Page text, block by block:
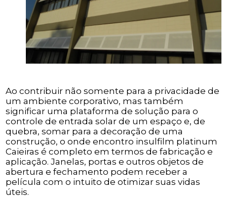
Ao contribuir não somente para a privacidade de
um ambiente corporativo, mas também
significar uma plataforma de solução para o
controle de entrada solar de um espaço e, de
quebra, somar para a decoração de uma
construção, o onde encontro insulfilm platinum
Caieiras é completo em termos de fabricação e
aplicação. Janelas, portas e outros objetos de
abertura e fechamento podem receber a
película com o intuito de otimizar suas vidas
úteis.